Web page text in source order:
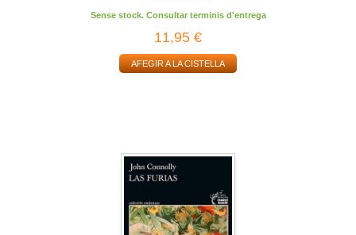
Sense stock. Consultar terminis d'entrega
11,95 €
AFEGIR A LA CISTELLA